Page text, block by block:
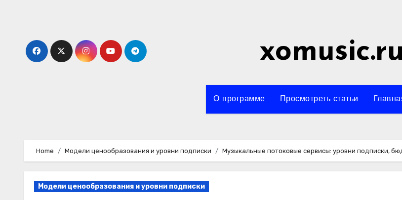
xomusic.ru
О программе Просмотреть статьи
Home Модели ценообразования и уровни подписки Музыкальные потоковые сервисы: уровни подписки,
Модели ценообразования и уровни подписки